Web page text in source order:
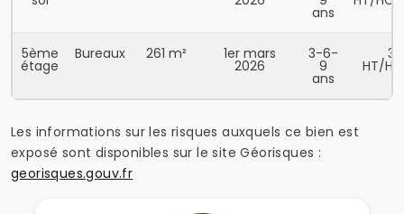
ans
5ème
étage
Bureaux 261 m² 1er mars
2026
3-6-
9
ans
HT/
Les informations sur les risques auxquels ce bien est
exposé sont disponibles sur le site Géorisques :
georisques.gouv.fr